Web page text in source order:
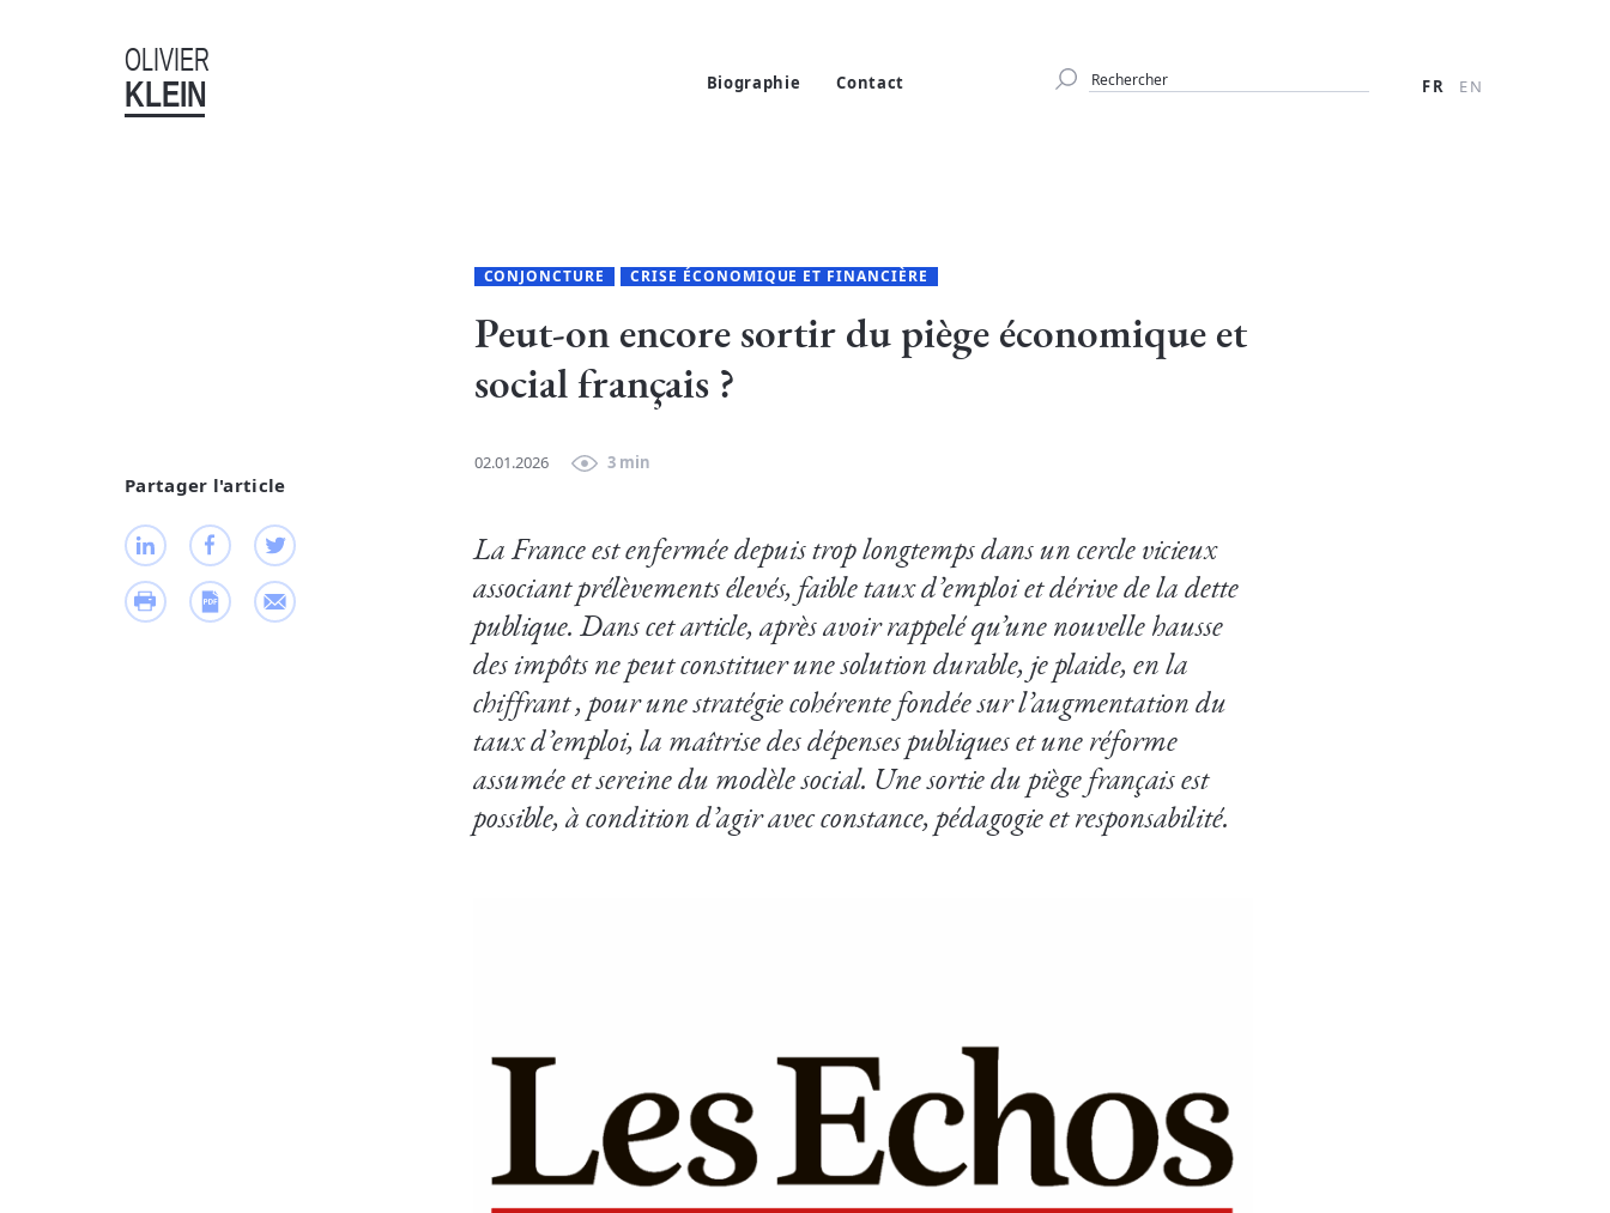
OLIVIER
KLEIN Biographie Contact FR EN
CONJONCTURE CRISE ÉCONOMIQUE ET FINANCIÈRE
Peut-on encore sortir du piège économique et
social français ?
02.01.2026 3 min
Partager l'article
La France est enfermée depuis trop longtemps dans un cercle vicieux
associant prélèvements élevés, faible taux d’emploi et dérive de la dette
publique. Dans cet article, après avoir rappelé qu’une nouvelle hausse
des impôts ne peut constituer une solution durable, je plaide, en la
chiffrant , pour une stratégie cohérente fondée sur l’augmentation du
taux d’emploi, la maîtrise des dépenses publiques et une réforme
assumée et sereine du modèle social. Une sortie du piège français est
possible, à condition d’agir avec constance, pédagogie et responsabilité.